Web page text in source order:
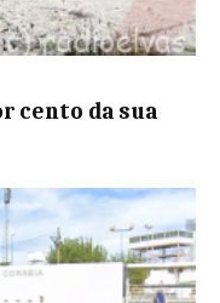
cento da sua